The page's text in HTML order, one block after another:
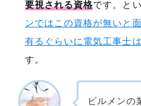
要視される資格です。 と
ンではこの資格が無いと
有るぐらいに電気工事士
す。
ビルメンの